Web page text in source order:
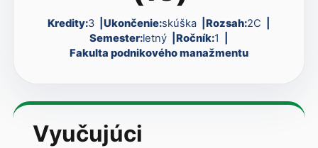
Kredity:3 Ukončenie:skúška Rozsah:2C
Semester:letný Ročník:1
Fakulta podnikového manažmentu
Vyučujúci